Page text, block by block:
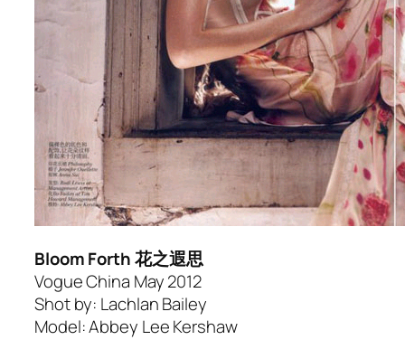
Bloom Forth 花之遐思
Vogue China May 2012
Shot by: Lachlan Bailey
Model: Abbey Lee Kershaw